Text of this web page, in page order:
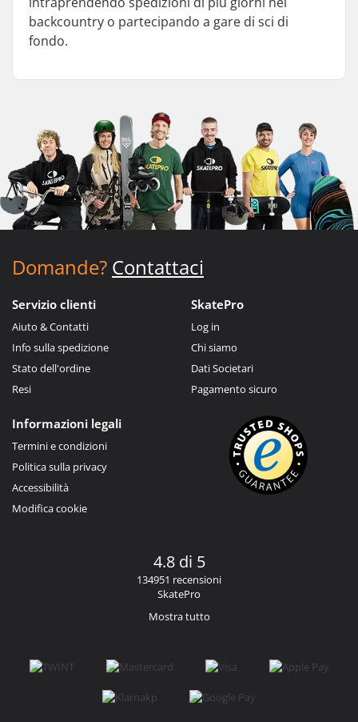
backcountry o partecipando a gare di sci di
fondo.
Domande? Contattaci
Servizio clienti
Aiuto & Contatti
Info sulla spedizione
Stato dell'ordine
Resi
SkatePro
Log in
Chi siamo
Dati Societari
Pagamento sicuro
Informazioni legali
Termini e condizioni
Politica sulla privacy
Accessibilità
Modifica cookie
4.8 di 5
134951 recensioni
SkatePro
Mostra tutto